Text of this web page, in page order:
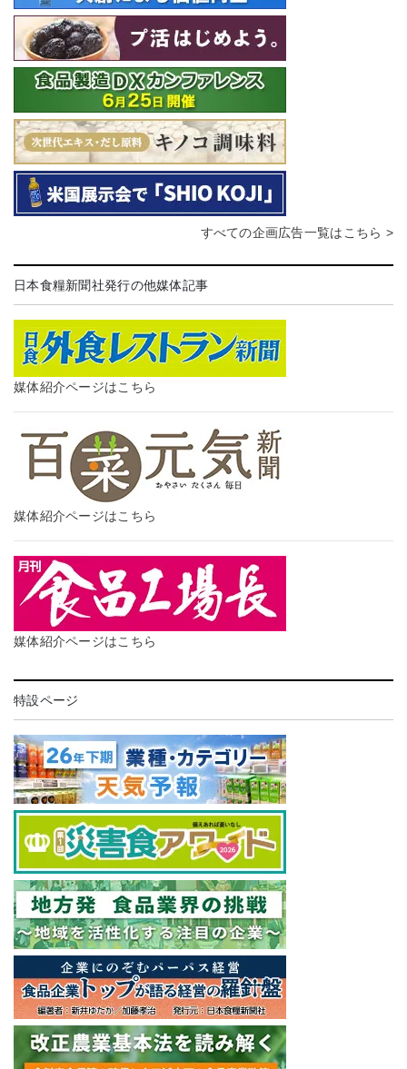
すべての企画広告一覧はこちら >
日本食糧新聞社発行の他媒体記事
媒体紹介ページはこちら
媒体紹介ページはこちら
媒体紹介ページはこちら
特設ページ